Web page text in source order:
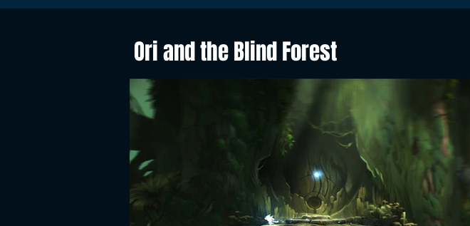
Ori and the Blind Forest